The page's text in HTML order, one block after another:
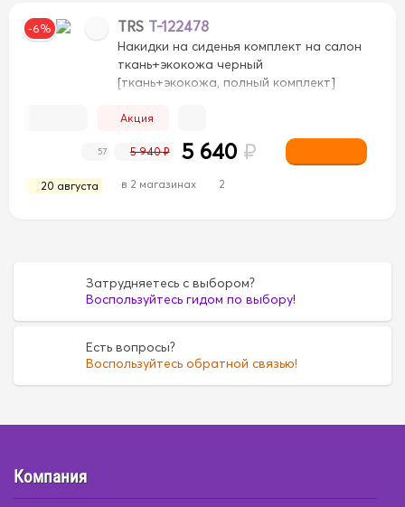
Черный/БелыйЧерный/
-6% TRS T-122478
Накидки на сиденья комплект на салон
ткань+экокожа черный
[ткань+экокожа, полный комплект]
Акция
20 августа в 2 магазинах 2
57 5 940 ₽ 5 640 ₽
Затрудняетесь с выбором?
Воспользуйтесь гидом по выбору!
Есть вопросы?
Воспользуйтесь обратной связью!
Компания